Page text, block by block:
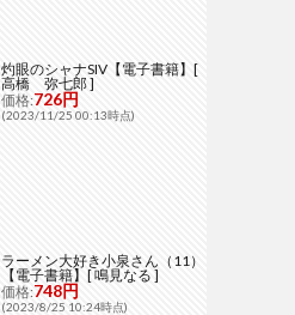
灼眼のシャナSIV【電子書籍】[
高橋 弥七郎 ]
価格:726円
(2023/11/25 00:13時点)
ラーメン大好き小泉さん（11）
【電子書籍】[ 鳴見なる ]
価格:748円
(2023/8/25 10:24時点)